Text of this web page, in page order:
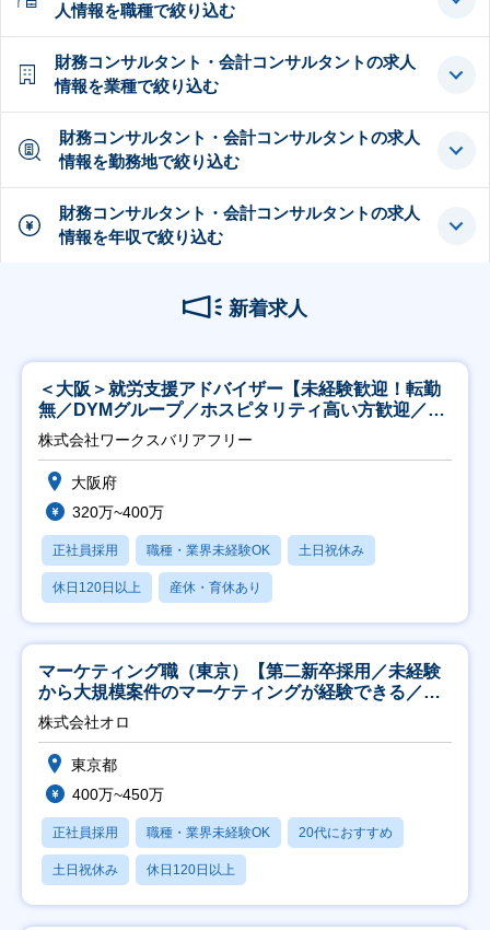
人情報を職種で絞り込む
財務コンサルタント・会計コンサルタントの求人
情報を業種で絞り込む
財務コンサルタント・会計コンサルタントの求人
情報を勤務地で絞り込む
財務コンサルタント・会計コンサルタントの求人
情報を年収で絞り込む
新着求人
＜大阪＞就労支援アドバイザー【未経験歓迎！転勤
無／DYMグループ／ホスピタリティ高い方歓迎／土
日祝】
株式会社ワークスバリアフリー
大阪府
320万~400万
正社員採用 職種・業界未経験OK 土日祝休み
休日120日以上 産休・育休あり
マーケティング職（東京）【第二新卒採用／未経験
から大規模案件のマーケティングが経験できる／研
修充実】
株式会社オロ
東京都
400万~450万
正社員採用 職種・業界未経験OK 20代におすすめ
土日祝休み 休日120日以上